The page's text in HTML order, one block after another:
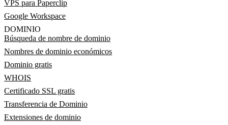
VPS para Paperclip
Google Workspace
DOMINIO
Búsqueda de nombre de dominio
Nombres de dominio económicos
Dominio gratis
WHOIS
Certificado SSL gratis
Transferencia de Dominio
Extensiones de dominio